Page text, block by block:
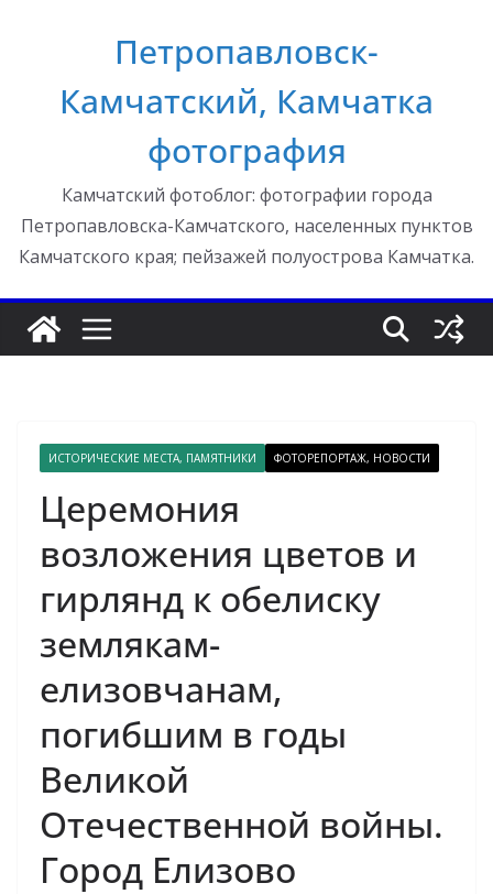
Петропавловск-
Камчатский, Камчатка
фотография
Камчатский фотоблог: фотографии города
Петропавловска-Камчатского, населенных пунктов
Камчатского края; пейзажей полуострова Камчатка.
ИСТОРИЧЕСКИЕ МЕСТА, ПАМЯТНИКИ ФОТОРЕПОРТАЖ, НОВОСТИ
Церемония
возложения цветов и
гирлянд к обелиску
землякам-
елизовчанам,
погибшим в годы
Великой
Отечественной войны.
Город Елизово